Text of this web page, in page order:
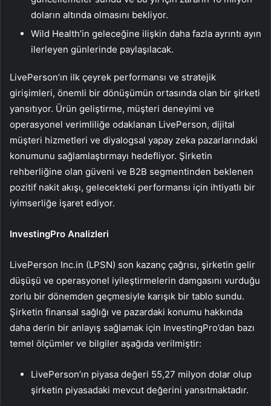
doların altında olmasını bekliyor.
Wild Health’in geleceğine ilişkin daha fazla ayrıntı ayın
ilerleyen günlerinde paylaşılacak.
LivePerson’ın ilk çeyrek performansı ve stratejik
girişimleri, önemli bir dönüşümün ortasında olan bir şirketi
yansıtıyor. Ürün geliştirme, müşteri deneyimi ve
operasyonel verimliliğe odaklanan LivePerson, dijital
müşteri hizmetleri ve diyalogsal yapay zeka pazarlarındaki
konumunu sağlamlaştırmayı hedefliyor. Şirketin
rehberliğine olan güveni ve B2B segmentinden beklenen
pozitif nakit akışı, gelecekteki performansı için ihtiyatlı bir
iyimserliğe işaret ediyor.
InvestingPro Analizleri
LivePerson Inc.in (LPSN) son kazanç çağrısı, şirketin gelir
düşüşü ve operasyonel iyileştirmelerin damgasını vurduğu
zorlu bir dönemden geçmesiyle karışık bir tablo sundu.
Şirketin finansal sağlığı ve pazardaki konumu hakkında
daha derin bir anlayış sağlamak için InvestingPro’dan bazı
temel ölçümler ve bilgiler aşağıda verilmiştir:
LivePerson’ın piyasa değeri 55,27 milyon dolar olup
şirketin piyasadaki mevcut değerini yansıtmaktadır.